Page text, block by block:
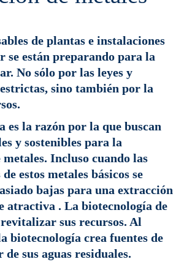
de plantas e instalaciones
se están preparando para la
No sólo por las leyes y
sino también por la
es la razón por la que buscan
y sostenibles para la
Incluso cuando las
estos metales básicos se
bajas para una extracción
atractiva . La biotecnología de
sus recursos. Al
biotecnología crea fuentes de
sus aguas residuales.